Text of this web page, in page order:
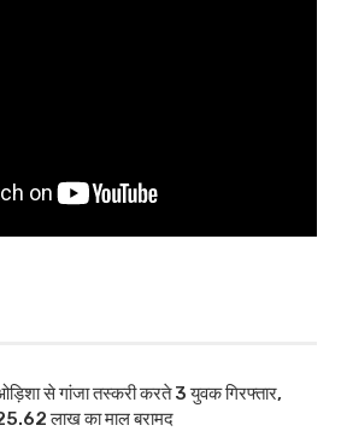
से गांजा तस्करी करते 3 युवक गिरफ्तार,
लाख का माल बरामद